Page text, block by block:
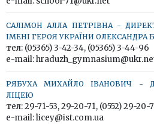
САЛІМОН АЛЛА ПЕТРІВНА -
ІМЕНІ ГЕРОЯ УКРАЇНИ ОЛЕКСАНДРА
тел: (05365) 3-42-34, (05365) 3-44-96
e-mail:
РЯБУХА МИХАЙЛО ІВАНОВИЧ -
ЛІЦЕЮ
тел: 29-71-53, 29-20-71, (0552) 29-20-
e-mail: licey@ist.com.ua